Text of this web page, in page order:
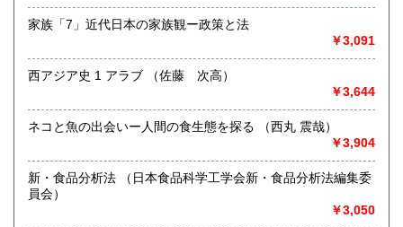
家族「7」近代日本の家族観ー政策と法
￥3,091
西アジア史 1 アラブ （佐藤 次高）
￥3,644
ネコと魚の出会いー人間の食生態を探る （西丸 震哉）
￥3,904
新・食品分析法 （日本食品科学工学会新・食品分析法編集委
員会）
￥3,050